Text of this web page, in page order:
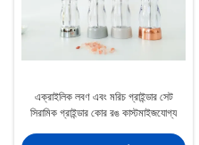
এক্রাইলিক লবণ এবং মরিচ গ্রাইন্ডার সেট
সিরামিক গ্রাইন্ডার কোর রঙ কাস্টমাইজযোগ্য